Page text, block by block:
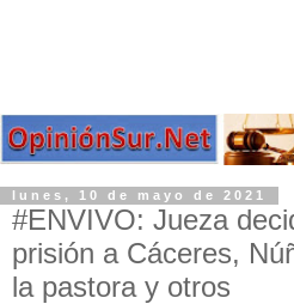
lunes, 10 de mayo de 2021
#ENVIVO: Jueza
prisión a Cáceres,
la pastora y otros